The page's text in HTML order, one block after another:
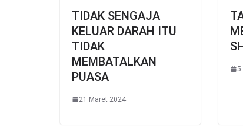
TIDAK SENGAJA
KELUAR DARAH ITU
TIDAK
MEMBATALKAN
PUASA
21 Maret 2024
5